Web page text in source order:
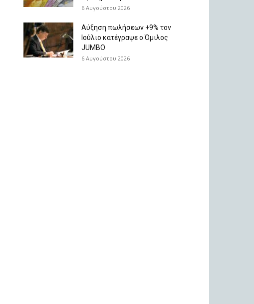
6 Αυγούστου 2026
Aύξηση πωλήσεων +9% τον
Ιούλιο κατέγραψε ο Όμιλος
JUMBO
6 Αυγούστου 2026